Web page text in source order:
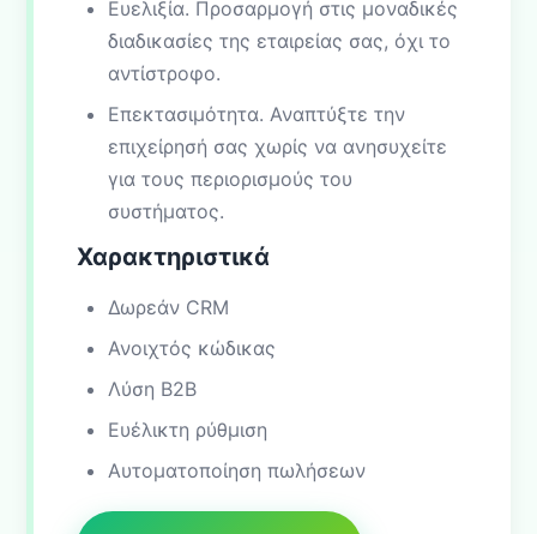
Ευελιξία. Προσαρμογή στις μοναδικές
διαδικασίες της εταιρείας σας, όχι το
αντίστροφο.
Επεκτασιμότητα. Αναπτύξτε την
επιχείρησή σας χωρίς να ανησυχείτε
για τους περιορισμούς του
συστήματος.
Χαρακτηριστικά
Δωρεάν CRM
Ανοιχτός κώδικας
Λύση B2B
Ευέλικτη ρύθμιση
Αυτοματοποίηση πωλήσεων